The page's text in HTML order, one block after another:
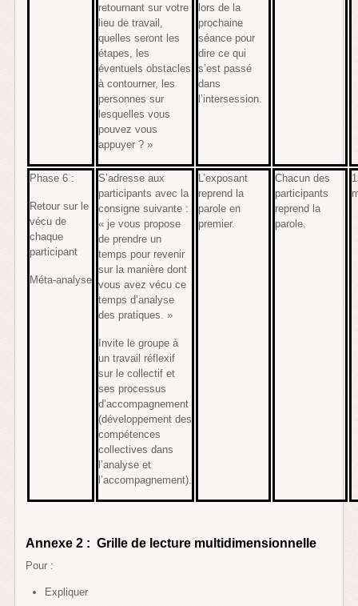
retournant sur votre
lieu de travail,
quelles seront les
étapes, les
éventuels obstacles
à contourner, les
personnes sur
lesquelles vous
pouvez vous
appuyer ? »
lors de la
prochaine
séance pour
dire ce qui
s’est passé
dans
l’intersession.
Phase 6 :
Retour sur le
vécu de
chaque
participant
Méta-analyse
S’adresse aux
participants avec la
consigne suivante :
« je vous propose
de prendre un
temps pour revenir
sur la manière dont
vous avez vécu ce
temps d’analyse
des pratiques. »
Invite le groupe à
un travail réflexif
sur le collectif et
ses processus
d’accompagnement
(développement des
compétences
collectives dans
l’analyse et
l’accompagnement).
L’exposant
reprend la
parole en
premier.
Chacun des
participants
reprend la
parole.
Annexe 2 :Grille de lecture multidimensionnelle
Pour :
Expliquer